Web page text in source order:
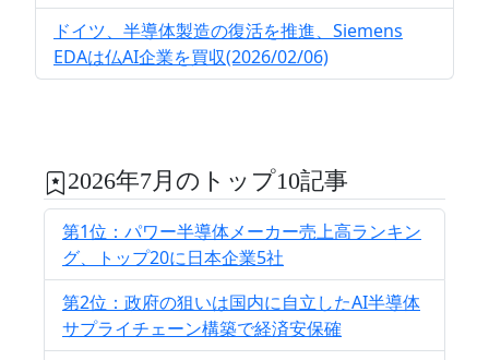
ドイツ、半導体製造の復活を推進、Siemens
EDAは仏AI企業を買収(2026/02/06)
2026年7月のトップ10記事
第1位：パワー半導体メーカー売上高ランキン
グ、トップ20に日本企業5社
第2位：政府の狙いは国内に自立したAI半導体
サプライチェーン構築で経済安保確